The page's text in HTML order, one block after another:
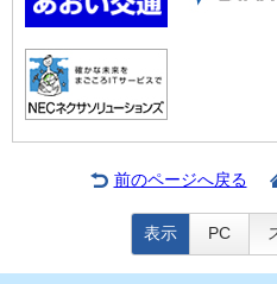
前のページへ戻る
表示 PC